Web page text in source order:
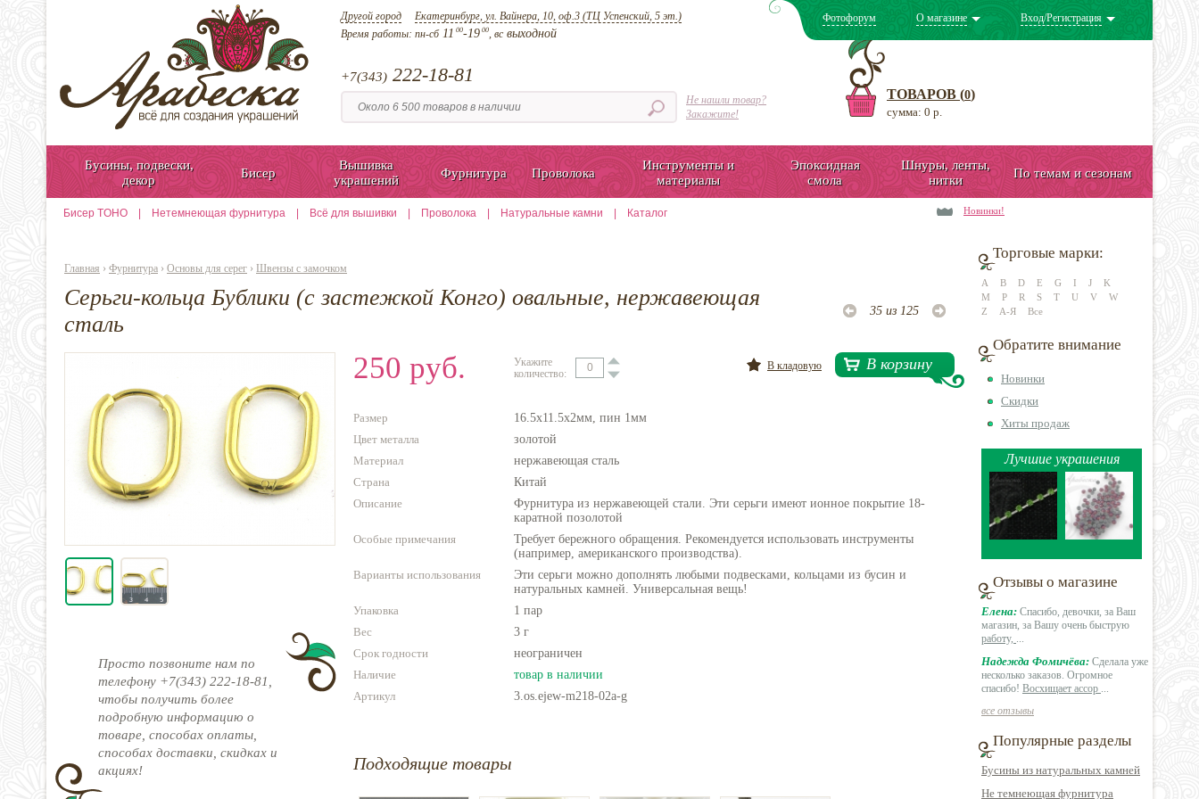
Другой город Екатеринбург, ул. Вайнера, 10, оф.3 (ТЦ Успенский, 5 эт.)
Время работы: пн-сб11 00-19 00, всвыходной
+7(343) 222-18-81
Не нашли товар?
Закажите!
Фотофорум О магазине Вход/Регистрация
ТОВАРОВ (0)
сумма: 0 р.
Бусины, подвески,
декор
Бисер
Вышивка
украшений
Фурнитура Проволока
Инструменты и
материалы
Эпоксидная
смола
Шнуры, ленты,
нитки
По темам и сезонам
Бисер TOHO Нетемнеющая фурнитура Всё для вышивки Проволока Натуральные камни Каталог Новинки!
Главная › Фурнитура › Основы для серег › Швензы с замочком
Серьги-кольца Бублики (с застежкой Конго) овальные, нержавеющая
сталь
35 из 125
Просто позвоните нам по
телефону +7(343) 222-18-81,
чтобы получить более
подробную информацию о
товаре, способах оплаты,
способах доставки, скидках и
акциях!
250 руб.
Укажите
количество:
В корзину
В кладовую
Размер
16.5x11.5x2мм, пин 1мм
Цвет металла
золотой
Материал
нержавеющая сталь
Страна
Китай
Описание
Фурнитура из нержавеющей стали. Эти серьги имеют ионное покрытие 18-
каратной позолотой
Особые примечания
Требует бережного обращения. Рекомендуется использовать инструменты
(например, американского производства).
Варианты использования
Эти серьги можно дополнять любыми подвесками, кольцами из бусин и
натуральных камней. Универсальная вещь!
Упаковка
1 пар
Вес
3 г
Срок годности
неограничен
Наличие
товар в наличии
Артикул
3.os.ejew-m218-02a-g
Подходящие товары
Торговые марки:
A B D E G I J
K
M
P R S T U V
W
Z
А-Я Все
Обратите внимание
Новинки
Скидки
Хиты продаж
Лучшие украшения
Отзывы о магазине
Елена: Спасибо, девочки, за Ваш
магазин, за Вашу очень быструю
работу, ...
Надежда Фомичёва: Сделала уже
несколько заказов. Огромное
спасибо! Восхищает ассор ...
все отзывы
Популярные разделы
Бусины из натуральных камней
Не темнеющая фурнитура